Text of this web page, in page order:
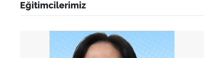
Eğitimcilerimiz